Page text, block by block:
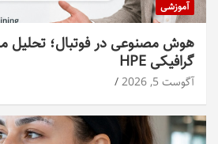
آموزشی
هوش مصنوعی در فوتبال؛ تحلیل
گرافیکی HPE
آگوست 5, 2026